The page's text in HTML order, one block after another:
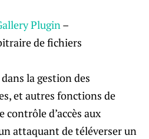
Plugin–
de fichiers
la gestion des
et autres fonctions de
d’accès aux
attaquant de téléverser un